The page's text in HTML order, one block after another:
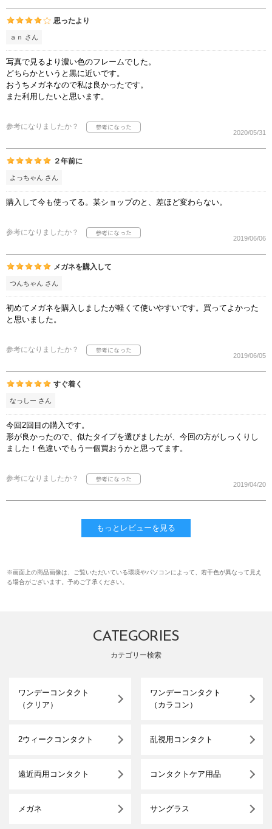
思ったより
ａｎ さん
写真で見るより濃い色のフレームでした。
どちらかというと黒に近いです。
おうちメガネなので私は良かったです。
また利用したいと思います。
参考になりましたか？
2020/05/31
２年前に
よっちゃん さん
購入して今も使ってる。某ショップのと、差ほど変わらない。
参考になりましたか？
2019/06/06
メガネを購入して
つんちゃん さん
初めてメガネを購入しましたが軽くて使いやすいです。買ってよかった
と思いました。
参考になりましたか？
2019/06/05
すぐ着く
なっしー さん
今回2回目の購入です。
形が良かったので、似たタイプを選びましたが、今回の方がしっくりし
ました！色違いでもう一個買おうかと思ってます。
参考になりましたか？
2019/04/20
もっとレビューを見る
※画面上の商品画像は、ご覧いただいている環境やパソコンによって、若干色が異なって見え
る場合がございます。予めご了承ください。
CATEGORIES
カテゴリー検索
ワンデーコンタクト
（クリア）
ワンデーコンタクト
（カラコン）
2ウィークコンタクト 乱視用コンタクト
遠近両用コンタクト コンタクトケア用品
メガネ サングラス